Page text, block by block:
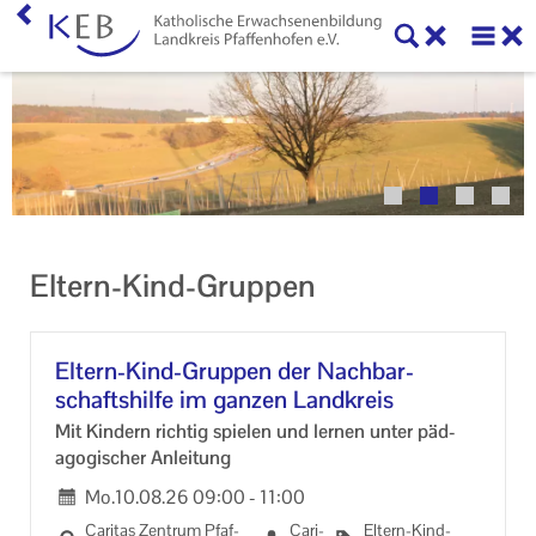
Eltern-Kind-Gruppen
Eltern-​Kind-Gruppen der Nach­bar­
schafts­hil­fe im gan­zen Land­kreis
Mit Kin­dern rich­tig spie­len und ler­nen unter päd­
ago­gi­scher An­lei­tung
Mo.10.08.2609:00- 11:00
Ca­ri­tas Zen­trum Pfaf­
Ca­ri­
Eltern-​Kind-
Veranstaltungen
KEB Pfaffenhofen
50 Jahre KEB im Landkreis Pfaffenhofen
Teilnahmebedingungen
Mitglieder und Kooperationspartner der KEB
Pfaffenhofen